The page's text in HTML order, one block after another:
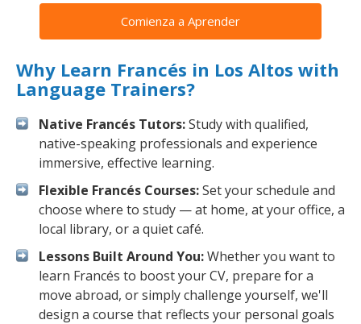
Comienza a Aprender
Why Learn Francés in Los Altos with
Language Trainers?
Native Francés Tutors:Study with qualified,
native-speaking professionals and experience
immersive, effective learning.
Flexible Francés Courses:Set your schedule and
choose where to study — at home, at your office, a
local library, or a quiet café.
Lessons Built Around You:Whether you want to
learn Francés to boost your CV, prepare for a
move abroad, or simply challenge yourself, we'll
design a course that reflects your personal goals